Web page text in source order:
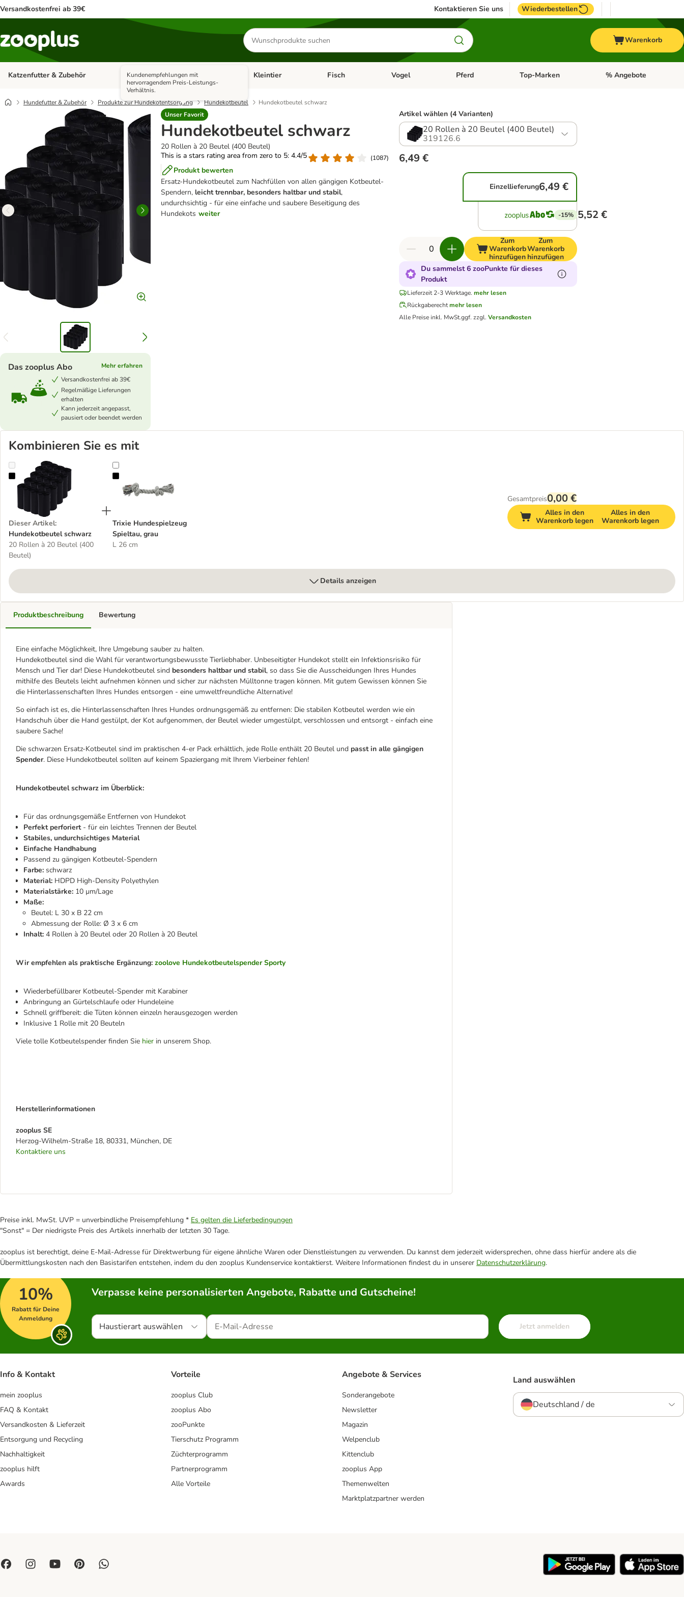
Versandkostenfrei ab 39€ Kontaktieren Sie uns Wiederbestellen
Produkte
suchen
Warenkorb
Katzenfutter & Zubehör Kategorie-Menü öffnen: Katzenfutter & Zubehör
Hundefutter & Zubehör Kategorie-Menü öffnen: Hundefutter & Zubehör
Kleintier Kategorie-Menü öffnen: Kleintier
Fisch Kategorie-Menü öffnen: Fisch
Vogel Kategorie-Menü öffnen: Vogel
Pferd Kategorie-Menü öffnen: Pferd
Top-Marken Kategorie-Menü öffnen:
% Angebote
Hundefutter & Zubehör Produkte zur Hundekotentsorgung Hundekotbeutel
Hundekotbeutel schwarz
Unser Favorit
Kundenempfehlungen mit
hervorragendem Preis-Leistungs-
Verhältnis.
Hundekotbeutel schwarz
20 Rollen à 20 Beutel (400 Beutel)
This is a stars rating area from zero to 5: 4.4/5
(1087)
Produkt bewerten
Ersatz-Hundekotbeutel zum Nachfüllen von allen gängigen Kotbeutel-
Spendern, leicht trennbar, besonders haltbar und stabil,
undurchsichtig - für eine einfache und saubere Beseitigung des
Hundekots weiter
Das zooplus Abo
Mehr erfahren
Versandkostenfrei ab 39€
Regelmäßige Lieferungen
erhalten
Kann jederzeit angepasst,
pausiert oder beendet werden
Artikel wählen (4 Varianten)
20 Rollen à 20 Beutel (400 Beutel)
319126.6
6,49 €
Einzellieferung6,49 €
-15% 5,52 €
Zum
Warenkorb
hinzufügen
Zum
Warenkorb
hinzufügen
Du sammelst 6 zooPunkte für dieses
Produkt
Lieferzeit 2-3 Werktage. mehr lesen
Rückgaberecht mehr lesen
Alle Preise inkl. MwSt.ggf. zzgl. Versandkosten
Kombinieren Sie es mit
Hundekotbeutel schwarz
Dieser Artikel:
Hundekotbeutel schwarz
20 Rollen à 20 Beutel (400
Beutel)
Trixie Hundespielzeug Spieltau, grau
Trixie Hundespielzeug
Spieltau, grau
L 26 cm
Gesamtpreis0,00 €
Alles in den
Warenkorb legen
Alles in den
Warenkorb legen
Details anzeigen
Produktbeschreibung
Eine einfache Möglichkeit, Ihre Umgebung sauber zu halten.
Hundekotbeutel sind die Wahl für verantwortungsbewusste Tierliebhaber. Unbeseitigter Hundekot stellt ein Infektionsrisiko für
Mensch und Tier dar! Diese Hundekotbeutel sind besonders haltbar und stabil, so dass Sie die Ausscheidungen Ihres Hundes
mithilfe des Beutels leicht aufnehmen können und sicher zur nächsten Mülltonne tragen können. Mit gutem Gewissen können Sie
die Hinterlassenschaften Ihres Hundes entsorgen - eine umweltfreundliche Alternative!
So einfach ist es, die Hinterlassenschaften Ihres Hundes ordnungsgemäß zu entfernen: Die stabilen Kotbeutel werden wie ein
Handschuh über die Hand gestülpt, der Kot aufgenommen, der Beutel wieder umgestülpt, verschlossen und entsorgt - einfach eine
saubere Sache!
Die schwarzen Ersatz-Kotbeutel sind im praktischen 4-er Pack erhältlich, jede Rolle enthält 20 Beutel und passt in alle gängigen
Spender. Diese Hundekotbeutel sollten auf keinem Spaziergang mit Ihrem Vierbeiner fehlen!
Hundekotbeutel schwarz im Überblick:
Für das ordnungsgemäße Entfernen von Hundekot
Perfekt perforiert- für ein leichtes Trennen der Beutel
Stabiles, undurchsichtiges Material
Einfache Handhabung
Passend zu gängigen Kotbeutel-Spendern
Farbe: schwarz
Material: HDPD High-Density Polyethylen
Materialstärke: 10 µm/Lage
Maße:
Beutel: L 30 x B 22 cm
Abmessung der Rolle: Ø 3 x 6 cm
Inhalt: 4 Rollen à 20 Beutel oder 20 Rollen à 20 Beutel
Wir empfehlen als praktische Ergänzung: zoolove Hundekotbeutelspender Sporty
Wiederbefüllbarer Kotbeutel-Spender mit Karabiner
Anbringung an Gürtelschlaufe oder Hundeleine
Schnell griffbereit: die Tüten können einzeln herausgezogen werden
Inklusive 1 Rolle mit 20 Beuteln
Viele tolle Kotbeutelspender finden Sie hier in unserem Shop.
Herstellerinformationen
zooplus SE
Herzog-Wilhelm-Straße 18, 80331, München, DE
Kontaktiere uns
Bewertung
Preise inkl. MwSt. UVP = unverbindliche Preisempfehlung * Es gelten die Lieferbedingungen
"Sonst" = Der niedrigste Preis des Artikels innerhalb der letzten 30 Tage.
zooplus ist berechtigt, deine E-Mail-Adresse für Direktwerbung für eigene ähnliche Waren oder Dienstleistungen zu verwenden. Du kannst dem jederzeit widersprechen, ohne dass hierfür andere als die
Übermittlungskosten nach den Basistarifen entstehen, indem du den zooplus Kundenservice kontaktierst. Weitere Informationen findest du in unserer Datenschutzerklärung.
10%
Rabatt für Deine
Anmeldung
Verpasse keine personalisierten Angebote, Rabatte und Gutscheine!
Haustierart auswählen Jetzt anmelden
Info & Kontakt
mein zooplus
FAQ & Kontakt
Versandkosten & Lieferzeit
Entsorgung und Recycling
Nachhaltigkeit
zooplus hilft
Awards
Vorteile
zooplus Club
zooplus Abo
zooPunkte
Tierschutz Programm
Züchterprogramm
Partnerprogramm
Alle Vorteile
Angebote & Services
Sonderangebote
Newsletter
Magazin
Welpenclub
Kittenclub
zooplus App
Themenwelten
Marktplatzpartner werden
Land auswählen
Deutschland / de